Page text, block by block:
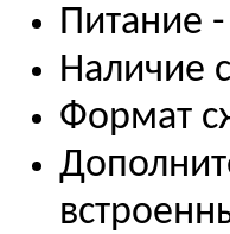
Питание
Наличие
Формат